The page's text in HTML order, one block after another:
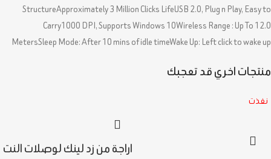
StructureApproximately 3 Million Clicks LifeUSB 2.0, Plug n Play, Easy to
Carry1000 DPI, Supports Windows 10Wireless Range : Up To 12.0
MetersSleep Mode: After 10 mins of idle timeWake Up: Left click to wake up
منتجات اخري قد تعجبك
نفذت
اراجة من زد لينك لوصلات النت